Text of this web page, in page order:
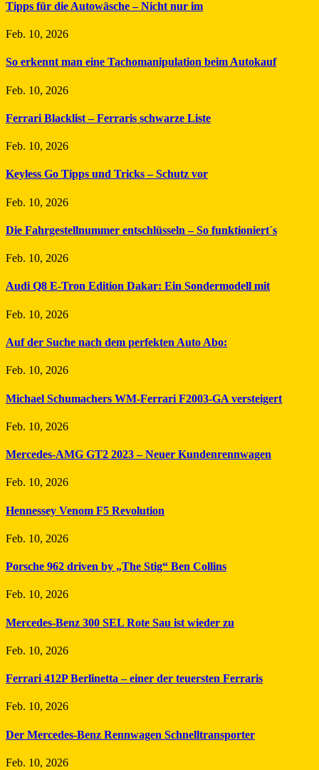
Tipps für die Autowäsche – Nicht nur im
Feb. 10, 2026
So erkennt man eine Tachomanipulation beim Autokauf
Feb. 10, 2026
Ferrari Blacklist – Ferraris schwarze Liste
Feb. 10, 2026
Keyless Go Tipps und Tricks – Schutz vor
Feb. 10, 2026
Die Fahrgestellnummer entschlüsseln – So funktioniert´s
Feb. 10, 2026
Audi Q8 E-Tron Edition Dakar: Ein Sondermodell mit
Feb. 10, 2026
Auf der Suche nach dem perfekten Auto Abo:
Feb. 10, 2026
Michael Schumachers WM-Ferrari F2003-GA versteigert
Feb. 10, 2026
Mercedes-AMG GT2 2023 – Neuer Kundenrennwagen
Feb. 10, 2026
Hennessey Venom F5 Revolution
Feb. 10, 2026
Porsche 962 driven by „The Stig“ Ben Collins
Feb. 10, 2026
Mercedes-Benz 300 SEL Rote Sau ist wieder zu
Feb. 10, 2026
Ferrari 412P Berlinetta – einer der teuersten Ferraris
Feb. 10, 2026
Der Mercedes-Benz Rennwagen Schnelltransporter
Feb. 10, 2026